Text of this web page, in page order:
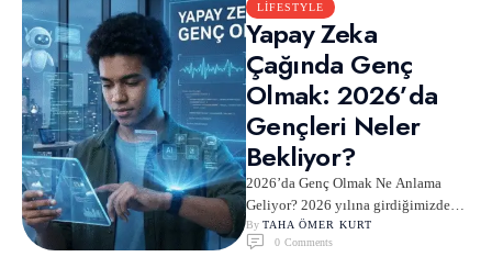
LIFESTYLE
Yapay Zeka
Çağında Genç
Olmak: 2026’da
Gençleri Neler
Bekliyor?
2026’da Genç Olmak Ne Anlama
Geliyor? 2026 yılına girdiğimizde
yapay zekâ artık geleceğin değil,
bugünün gerçeği hâline gelmiş …
By TAHA ÖMER KURT
0 Comments